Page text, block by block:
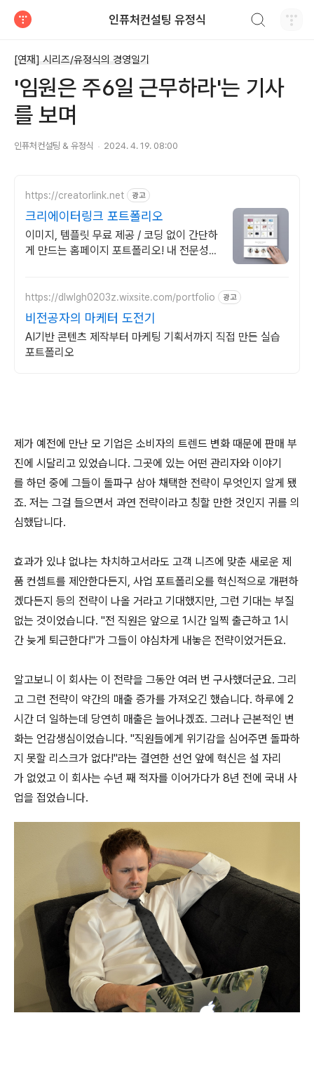
인퓨처컨설팅 유정식
[연재] 시리즈/유정식의 경영일기
'임원은 주6일 근무하라'는 기사
를 보며
인퓨처컨설팅 & 유정식 2024. 4. 19. 08:00
https://creatorlink.net 광고
크리에이터링크 포트폴리오
이미지, 템플릿 무료 제공 / 코딩 없이 간단하
게 만드는 홈페이지 포트폴리오! 내 전문성을
https://dlwlgh0203z.wixsite.com/portfolio 광고
비전공자의 마케터 도전기
AI기반 콘텐츠 제작부터 마케팅 기획서까지 직접 만든 실습
포트폴리오
제가 예전에 만난 모 기업은 소비자의 트렌드 변화 때문에 판매 부
진에 시달리고 있었습니다. 그곳에 있는 어떤 관리자와 이야기
를 하던 중에 그들이 돌파구 삼아 채택한 전략이 무엇인지 알게 됐
죠. 저는 그걸 들으면서 과연 전략이라고 칭할 만한 것인지 귀를 의
심했답니다.
효과가 있냐 없냐는 차치하고서라도 고객 니즈에 맞춘 새로운 제
품 컨셉트를 제안한다든지, 사업 포트폴리오를 혁신적으로 개편하
겠다든지 등의 전략이 나올 거라고 기대했지만, 그런 기대는 부질
없는 것이었습니다. "전 직원은 앞으로 1시간 일찍 출근하고 1시
간 늦게 퇴근한다!"가 그들이 야심차게 내놓은 전략이었거든요.
알고보니 이 회사는 이 전략을 그동안 여러 번 구사했더군요. 그리
고 그런 전략이 약간의 매출 증가를 가져오긴 했습니다. 하루에 2
시간 더 일하는데 당연히 매출은 늘어나겠죠. 그러나 근본적인 변
화는 언감생심이었습니다. "직원들에게 위기감을 심어주면 돌파하
지 못할 리스크가 없다!"라는 결연한 선언 앞에 혁신은 설 자리
가 없었고 이 회사는 수년 째 적자를 이어가다가 8년 전에 국내 사
업을 접었습니다.